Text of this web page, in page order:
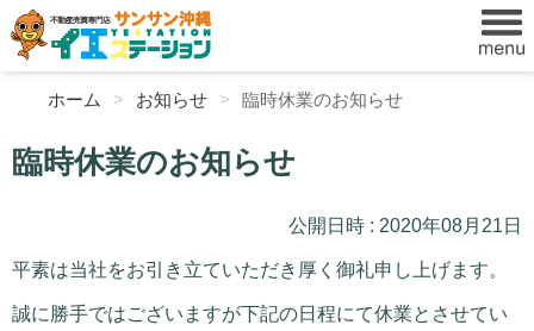
ホーム お知らせ 臨時休業のお知らせ
臨時休業のお知らせ
公開日時 : 2020年08月21日
平素は当社をお引き立ていただき厚く御礼申し上げます。
誠に勝手ではございますが下記の日程にて休業とさせてい